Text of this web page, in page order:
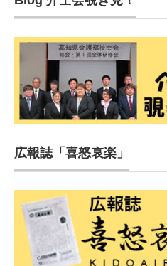
広報誌「喜怒哀楽」